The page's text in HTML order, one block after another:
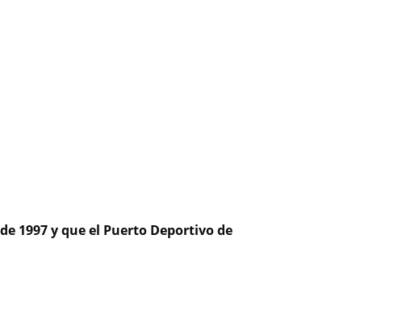
1997 y que el Puerto Deportivo de